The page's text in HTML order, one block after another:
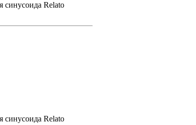
синусоида Relato
синусоида Relato